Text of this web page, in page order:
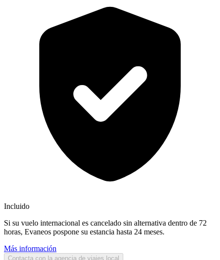
Incluido
Si su vuelo internacional es cancelado sin alternativa dentro de 72
horas, Evaneos pospone su estancia hasta 24 meses.
Más información
Contacta con la agencia de viajes local